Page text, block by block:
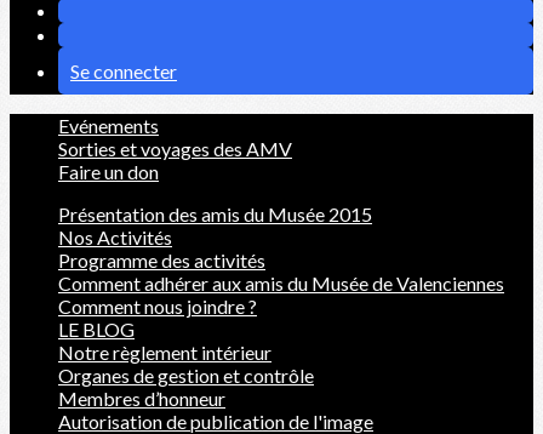
Se connecter
Evénements
Sorties et voyages des AMV
Faire un don
Présentation des amis du Musée 2015
Nos Activités
Programme des activités
Comment adhérer aux amis du Musée de Valenciennes
Comment nous joindre ?
LE BLOG
Notre règlement intérieur
Organes de gestion et contrôle
Membres d’honneur
Autorisation de publication de l'image